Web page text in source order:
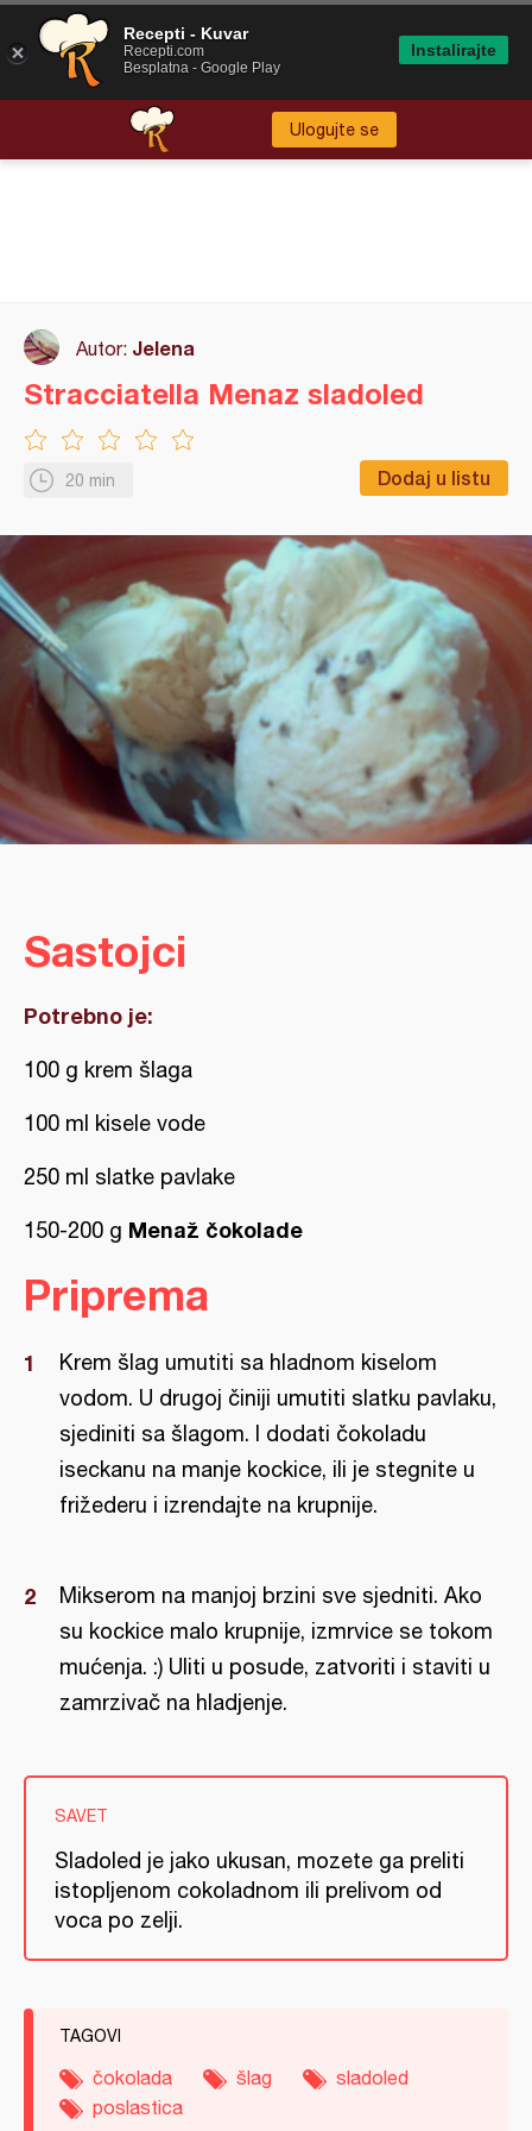
Ulogujte se
Autor: Jelena
20 min Dodaj u listu
Stracciatella Menaz sladoled
Sastojci
Potrebno je:
100 g krem šlaga
100 ml kisele vode
250 ml slatke pavlake
150-200 g Menaž čokolade
Priprema
Krem šlag umutiti sa hladnom kiselom
vodom. U drugoj činiji umutiti slatku pavlaku,
sjediniti sa šlagom. I dodati čokoladu
iseckanu na manje kockice, ili je stegnite u
frižederu i izrendajte na krupnije.
Mikserom na manjoj brzini sve sjedniti. Ako
su kockice malo krupnije, izmrvice se tokom
mućenja. :) Uliti u posude, zatvoriti i staviti u
zamrzivač na hladjenje.
SAVET
Sladoled je jako ukusan, mozete ga preliti
istopljenom cokoladnom ili prelivom od
voca po zelji.
TAGOVI
čokolada šlag
sladoled
poslastica
Recepti - Kuvar
Recepti.com
Besplatna - Google Play
Instalirajte